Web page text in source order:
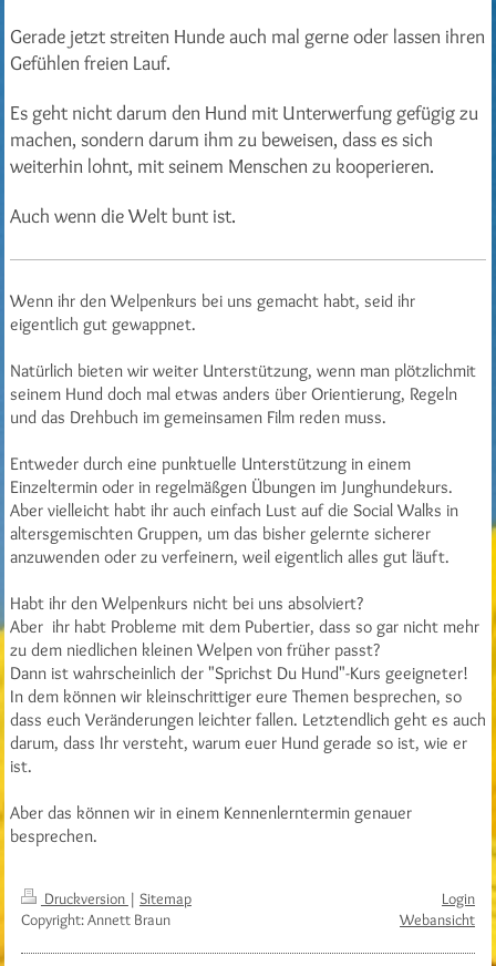
Gerade jetztstreiten Hunde auch mal gerne oder lassen ihren
Gefühlen freien Lauf.
Es geht nicht darum den Hund mit Unterwerfung gefügig zu
machen, sondern darum ihm zu beweisen, dass es sich
weiterhin lohnt, mit seinem Menschen zu kooperieren.
Auch wenn die Welt bunt ist.
Wenn ihr den Welpenkurs bei uns gemacht habt, seid ihr
eigentlich gut gewappnet.
Natürlich bieten wir weiter Unterstützung, wenn man plötzlichmit
seinem Hund doch mal etwas anders über Orientierung, Regeln
und das Drehbuch im gemeinsamen Film reden muss.
Entweder durch eine punktuelle Unterstützung in einem
Einzeltermin oder in regelmäßgen Übungen im Junghundekurs.
Aber vielleicht habt ihr auch einfach Lust auf die Social Walks in
altersgemischten Gruppen, um das bisher gelernte sicherer
anzuwenden oder zu verfeinern, weil eigentlich alles gut läuft.
Habt ihr den Welpenkurs nicht bei uns absolviert?
Aber ihr habt Probleme mit dem Pubertier, dass so gar nicht mehr
zu dem niedlichen kleinen Welpen von früher passt?
Dann ist wahrscheinlich der "Sprichst Du Hund"-Kurs geeigneter!
In dem können wir kleinschrittiger eure Themen besprechen, so
dass euch Veränderungen leichter fallen. Letztendlich geht es auch
darum, dass Ihr versteht, warum euer Hund gerade so ist, wie er
ist.
Aber das können wir in einem Kennenlerntermin genauer
besprechen.
Druckversion | Sitemap
Copyright: Annett Braun
Login
Webansicht